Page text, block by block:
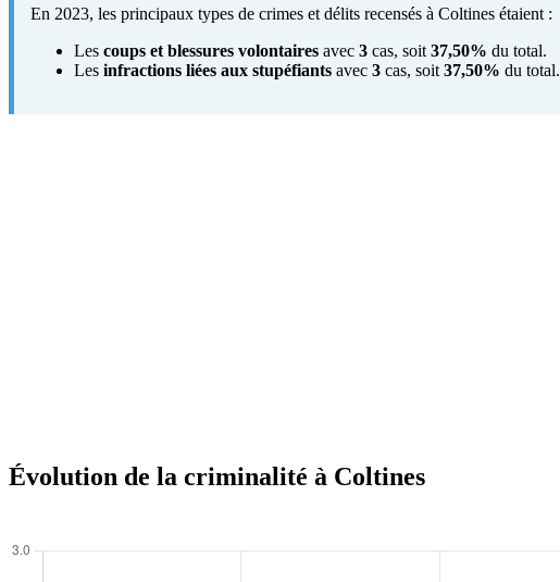
En 2023, les principaux types de crimes et délits recensés à Coltines étaient :
Les coups et blessures volontaires avec 3 cas, soit 37,50% du total.
Les infractions liées aux stupéfiants avec 3 cas, soit 37,50% du total.
Évolution de la criminalité à Coltines